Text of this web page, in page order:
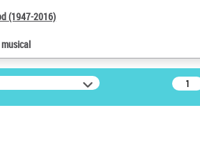
(1947-2016)